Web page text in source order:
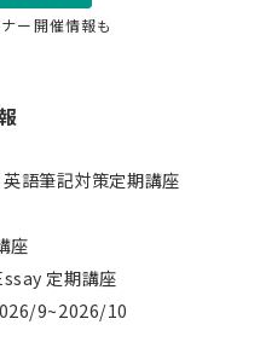
ー開催情報も
語筆記対策定期講座
座
定期講座
9~2026/10